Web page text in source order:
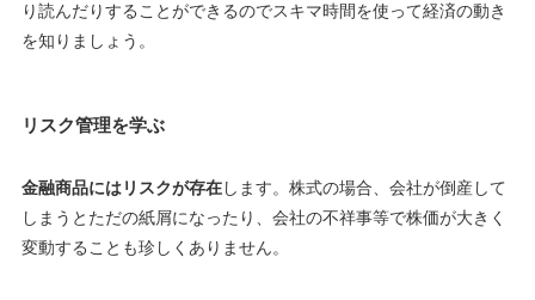
り読んだりすることができるのでスキマ時間を使って経済の動き
を知りましょう。
リスク管理を学ぶ
金融商品にはリスクが存在します。株式の場合、会社が倒産して
しまうとただの紙屑になったり、会社の不祥事等で株価が大きく
変動することも珍しくありません。